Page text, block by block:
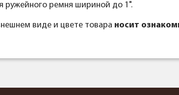
ружейного ремня шириной до 1".
виде и цвете товара носит